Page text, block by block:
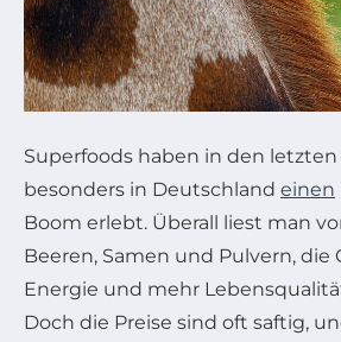
Superfoods haben in den letzten
besonders in Deutschland einen
Boom erlebt. Überall liest man
Beeren, Samen und Pulvern, die
Energie und mehr
Doch die Preise sind oft saftig,